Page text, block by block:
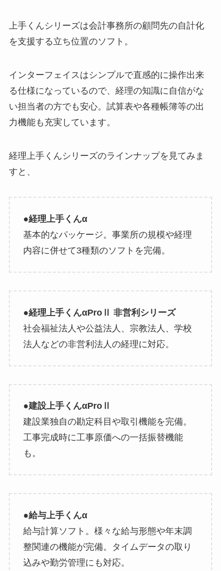
上手くんシリーズは会計事務所の顧問先の自計化
を支援する立ち位置のソフト。
インターフェイスはシンプルで直感的に操作出来
る仕様になっているので、経理の知識に自信がな
い担当者の方でも安心。試算表や各種帳簿等の出
力機能も充実しています。
経理上手くんシリーズのラインナップを見てみま
すと、
●経理上手くんα
基本的なパッケージ。事業所の規模や経理
内容に併せて3種類のソフトを完備。
●経理上手くんαProⅡ 非営利シリーズ
社会福祉法人や公益法人、宗教法人、学校
法人などの非営利法人の経理に対応。
●建設上手くんαProⅡ
建設業独自の勘定科目や取引機能を完備。
工事完成時に工事原価への一括振替機能
も。
●給与上手くんα
給与計算ソフト。様々な給与形態や年末調
整関連の機能が完備。タイムデータの取り
込みや勤労管理にも対応。